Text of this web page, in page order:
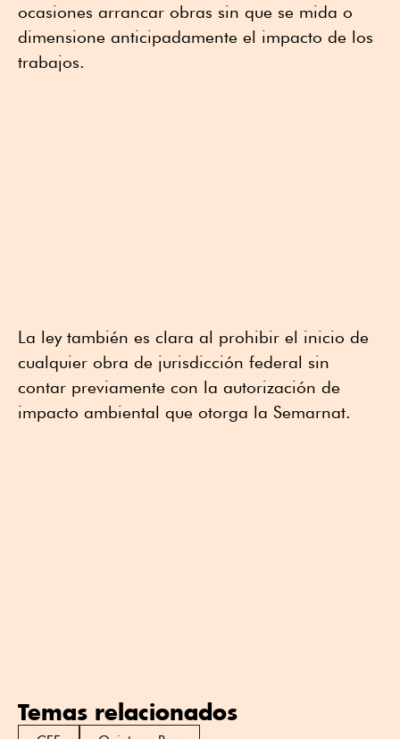
ocasiones arrancar obras sin que se mida o
dimensione anticipadamente el impacto de los
trabajos.
La ley también es clara al prohibir el inicio de
cualquier obra de jurisdicción federal sin
contar previamente con la autorización de
impacto ambiental que otorga la Semarnat.
Temas relacionados